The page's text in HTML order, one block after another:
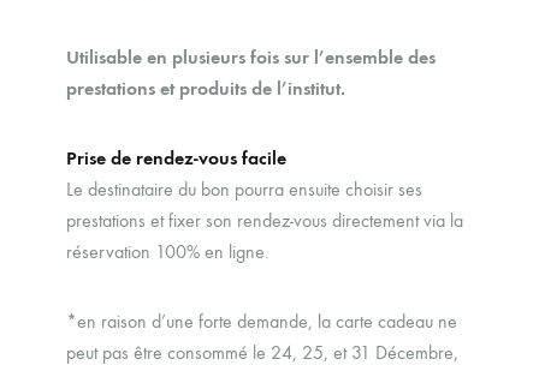
Utilisable en plusieurs fois sur l’ensemble des
prestations et produits de l’institut.
Prise de rendez-vous facile
Le destinataire du bon pourra ensuite choisir ses
prestations et fixer son rendez-vous directement via la
réservation 100% en ligne.
*en raison d’une forte demande, la carte cadeau ne
peut pas être consommé le 24, 25, et 31 Décembre,